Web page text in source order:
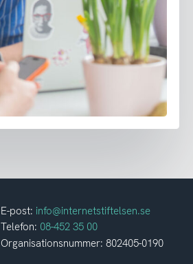
E-post: info@internetstiftelsen.se
Telefon: 08-452 35 00
Organisationsnummer: 802405-0190